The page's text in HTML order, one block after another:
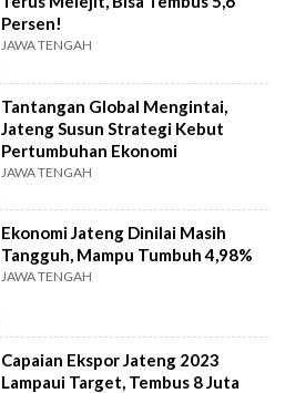
Persen!
JAWA TENGAH
Tantangan Global Mengintai,
Jateng Susun Strategi Kebut
Pertumbuhan Ekonomi
JAWA TENGAH
Ekonomi Jateng Dinilai Masih
Tangguh, Mampu Tumbuh 4,98%
JAWA TENGAH
Capaian Ekspor Jateng 2023
Lampaui Target, Tembus 8 Juta